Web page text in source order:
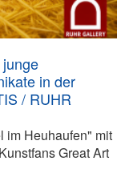
in der
/ RUHR
im Heuhaufen" mit
Great Art